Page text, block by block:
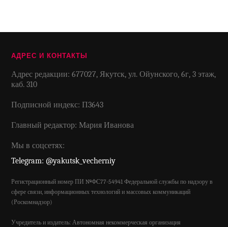
АДРЕС И КОНТАКТЫ
Адрес редакции: 677027, Якутск, ул. Ойунского, 6г, 3 этаж,
каб. 310
Подписной индекс: П3643
Главный редактор: Мария Иванова
Мы в соцсетях:
Telegram: @yakutsk_vecherniy
Регистрационный номер ПИ №ФС77-54941 Федеральной службы по надзору в
сфере связи, информационных технологий и массовых коммуникаций
(Роскомнадзор)
Учредитель и издатель: Автономная некоммерческая организация